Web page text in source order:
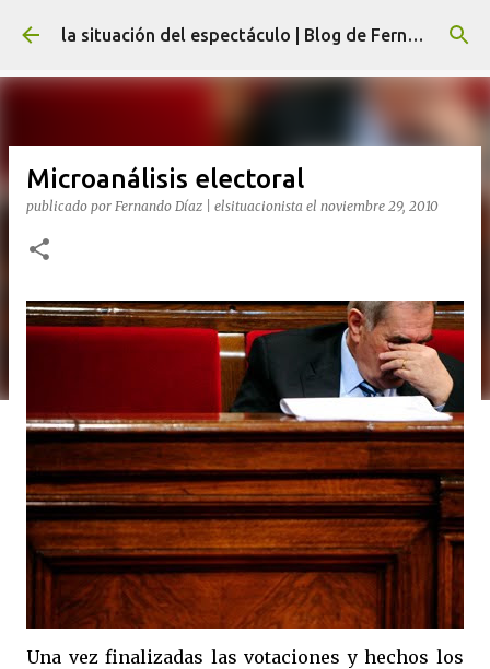
Ir al contenido principal la situación del espectáculo | Blog de Fernando Díaz
Microanálisis electoral
publicado por Fernando Díaz | elsituacionista el noviembre 29, 2010
Una vez finalizadas las votaciones y hechos los